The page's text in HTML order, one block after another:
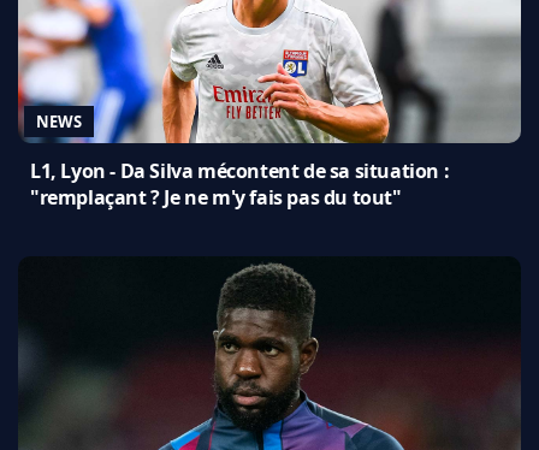
NEWS
L1, Lyon - Da Silva mécontent de sa situation :
"remplaçant ? Je ne m'y fais pas du tout"